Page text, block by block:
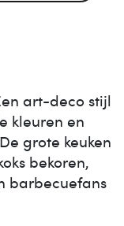
art-deco stijl
kleuren en
grote keuken
bekoren,
barbecuefans